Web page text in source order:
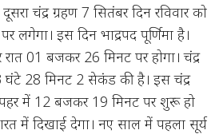
चंद्र ग्रहण 7 सितंबर दिन रविवार को
लगेगा। इस दिन भाद्रपद पूर्णिमा है।
01 बजकर 26 मिनट पर होगा। चंद्र
28 मिनट 2 सेकंड की है। इस चंद्र
में 12 बजकर 19 मिनट पर शुरू हो
में दिखाई देगा। नए साल में पहला सूर्य